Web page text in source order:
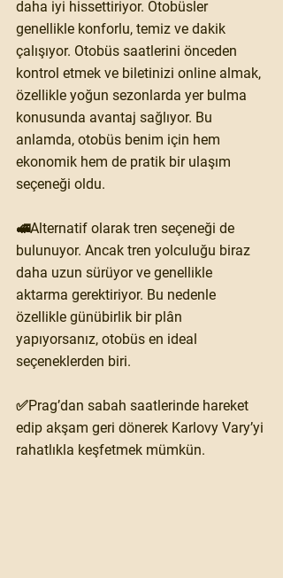
daha iyi hissettiriyor. Otobüsler
genellikle konforlu, temiz ve dakik
çalışıyor. Otobüs saatlerini önceden
kontrol etmek ve biletinizi online almak,
özellikle yoğun sezonlarda yer bulma
konusunda avantaj sağlıyor. Bu
anlamda, otobüs benim için hem
ekonomik hem de pratik bir ulaşım
seçeneği oldu.
🚅Alternatif olarak tren seçeneği de
bulunuyor. Ancak tren yolculuğu biraz
daha uzun sürüyor ve genellikle
aktarma gerektiriyor. Bu nedenle
özellikle günübirlik bir plân
yapıyorsanız, otobüs en ideal
seçeneklerden biri.
✅Prag’dan sabah saatlerinde hareket
edip akşam geri dönerek Karlovy Vary’yi
rahatlıkla keşfetmek mümkün.